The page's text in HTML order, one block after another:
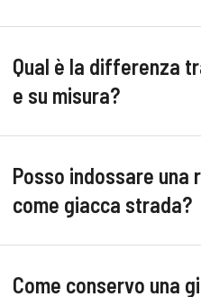
Qual è la differenza
e su misura?
Posso indossare una
come giacca strada?
Come conservo una